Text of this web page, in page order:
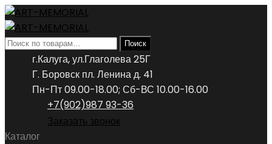
Искать: Поиск
г.Калуга, ул.Глаголева 25Г
Г. Боровск пл. Ленина д. 41
Пн-Пт 09.00-18.00; Сб-ВС 10.00-16.00
+7(902)987 93-36
Заказать звонок
Каталог